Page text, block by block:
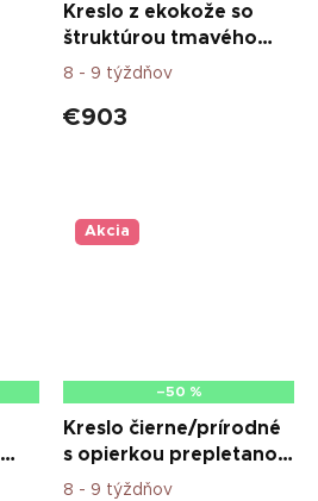
Kreslo z ekokože so
štruktúrou tmavého
dreva a nohami
8 - 9 týždňov
€903
Akcia
–50 %
Kreslo čierne/prírodné
s opierkou prepletanou
viedenskou slamou
8 - 9 týždňov